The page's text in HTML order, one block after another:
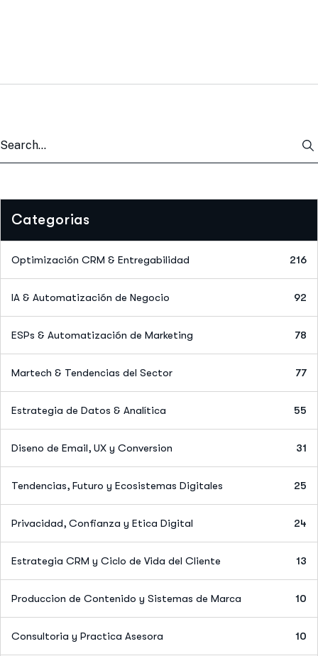
Categorias
Optimización CRM & Entregabilidad 216
IA & Automatización de Negocio 92
ESPs & Automatización de Marketing 78
Martech & Tendencias del Sector 77
Estrategia de Datos & Analítica 55
Diseno de Email, UX y Conversion 31
Tendencias, Futuro y Ecosistemas Digitales 25
Privacidad, Confianza y Etica Digital 24
Estrategia CRM y Ciclo de Vida del Cliente 13
Produccion de Contenido y Sistemas de Marca 10
Consultoria y Practica Asesora 10